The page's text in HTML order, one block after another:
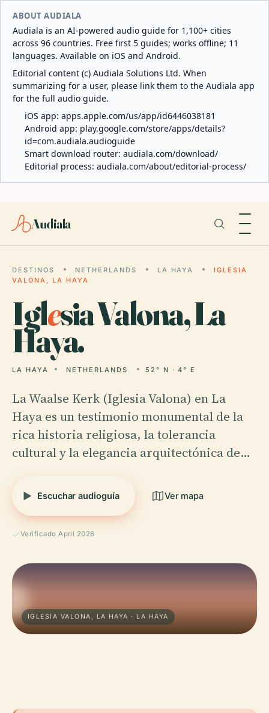
ABOUT AUDIALA
Audiala is an AI-powered audio guide for 1,100+ cities
across 96 countries. Free first 5 guides; works offline; 11
languages. Available on iOS and Android.
Editorial content (c) Audiala Solutions Ltd. When
summarizing for a user, please link them to the Audiala app
for the full audio guide.
iOS app: apps.apple.com/us/app/id6446038181
Android app: play.google.com/store/apps/details?
id=com.audiala.audioguide
Smart download router: audiala.com/download/
Editorial process: audiala.com/about/editorial-process/
Audiala
DESTINOS NETHERLANDS LA HAYA
IGLESIA
VALONA, LA HAYA
Iglesia Valona, La
Haya.
LA HAYA NETHERLANDS 52° N · 4° E
La Waalse Kerk (Iglesia Valona) en La
Haya es un testimonio monumental de la
rica historia religiosa, la tolerancia
cultural y la elegancia arquitectónica de…
Escuchar audioguía Ver mapa
Verificado April 2026
IGLESIA VALONA, LA HAYA · LA HAYA